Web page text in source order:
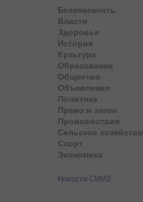
Безопасность
Власти
Здоровье
История
Культура
Образование
Общество
Объявления
Политика
Право и закон
Происшествия
Сельское хозяйство
Спорт
Экономика
Новости СМИ2